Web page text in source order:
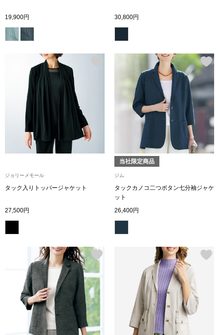
ボトムス
スカート
パンツ／スラ
レギンス／ス
ルーム･アン
ルームウェア
アンダーウェア
19,900円 30,800円
ジョリーメモール
タック入りトッパージャケット
27,500円
当社限定商品
ジム
タックカノコ二つボタン七分袖ジャケ
ット
26,400円